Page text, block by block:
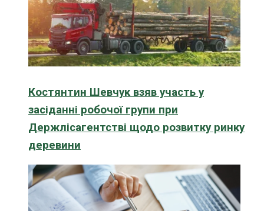
Костянтин Шевчук взяв участь у
засіданні робочої групи при
Держлісагентстві щодо розвитку ринку
деревини